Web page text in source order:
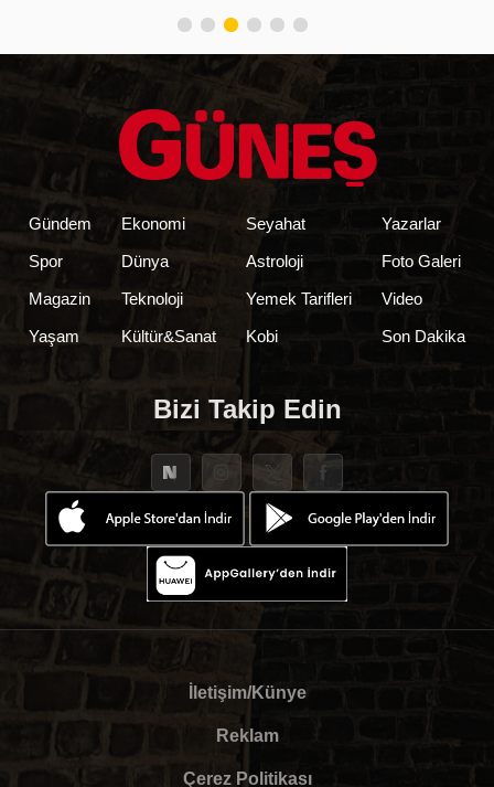
Gündem
Spor
Magazin
Yaşam
Ekonomi
Dünya
Teknoloji
Kültür&Sanat
Seyahat
Astroloji
Yemek Tarifleri
Kobi
Yazarlar
Foto Galeri
Video
Son Dakika
Bizi Takip Edin
İletişim/Künye
Reklam
Çerez Politikası